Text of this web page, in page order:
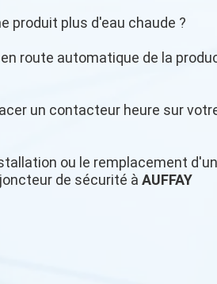
produit plus d'eau chaude ?
route automatique de la
un contacteur heure sur
ou le remplacement d'un
de sécurité à AUFFAY